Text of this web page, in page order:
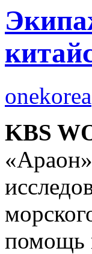
onekorea
KBS
помощь